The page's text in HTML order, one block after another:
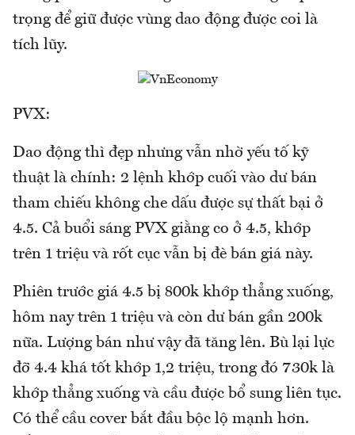
trọng để giữ được vùng dao động được coi là
tích lũy.
PVX:
Dao động thì đẹp nhưng vẫn nhờ yếu tố kỹ
thuật là chính: 2 lệnh khớp cuối vào dư bán
tham chiếu không che dấu được sự thất bại ở
4.5. Cả buổi sáng PVX giằng co ở 4.5, khớp
trên 1 triệu và rốt cục vẫn bị đè bán giá này.
Phiên trước giá 4.5 bị 800k khớp thẳng xuống,
hôm nay trên 1 triệu và còn dư bán gần 200k
nữa. Lượng bán như vậy đã tăng lên. Bù lại lực
đỡ 4.4 khá tốt khớp 1,2 triệu, trong đó 730k là
khớp thẳng xuống và cầu được bổ sung liên tục.
Có thể cầu cover bắt đầu bộc lộ mạnh hơn.